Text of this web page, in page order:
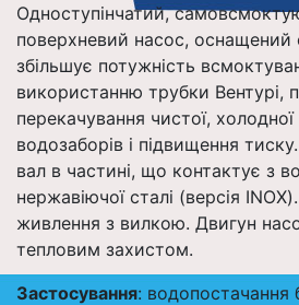
Одноступінчатий,
поверхневий насос,
збільшує потужність
використанню трубки Вентурі,
перекачування чистої,
водозаборів і підвищення
вал в частині, що контактує з
нержавіючої сталі (версія
живлення з вилкою. Двигун
тепловим захистом.
Застосування: водопостачання